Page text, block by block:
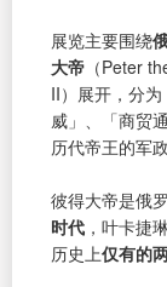
展览主要围绕
大帝 （Peter
II）展开，分
威」、「商贸
历代帝王的军
彼得大帝是俄
时代 ，叶卡捷
历史上仅有的